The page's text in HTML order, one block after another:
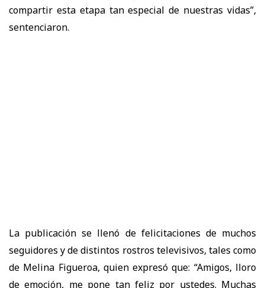
compartir esta etapa tan especial de nuestras vidas”,
sentenciaron.
La publicación se llenó de felicitaciones de muchos
seguidores y de distintos rostros televisivos, tales como
de Melina Figueroa, quien expresó que: “Amigos, lloro
de emoción, me pone tan feliz por ustedes. Muchas